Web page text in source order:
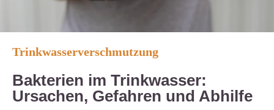
Trinkwasserverschmutzung
Bakterien im Trinkwasser:
Ursachen, Gefahren und Abhilfe